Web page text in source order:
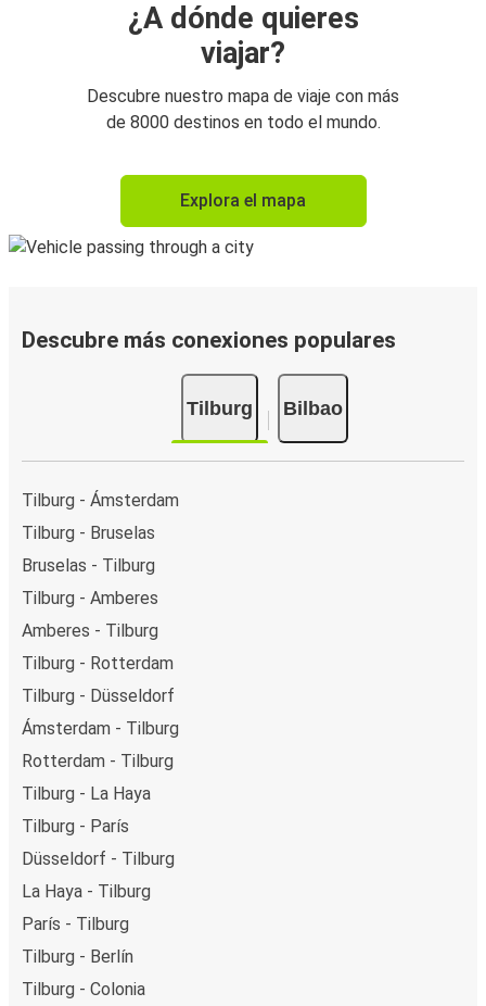
¿A dónde quieres
viajar?
Descubre nuestro mapa de viaje con más
de 8000 destinos en todo el mundo.
Explora el mapa
Descubre más conexiones populares
Tilburg Bilbao
Tilburg - Ámsterdam
Tilburg - Bruselas
Bruselas - Tilburg
Tilburg - Amberes
Amberes - Tilburg
Tilburg - Rotterdam
Tilburg - Düsseldorf
Ámsterdam - Tilburg
Rotterdam - Tilburg
Tilburg - La Haya
Tilburg - París
Düsseldorf - Tilburg
La Haya - Tilburg
París - Tilburg
Tilburg - Berlín
Tilburg - Colonia